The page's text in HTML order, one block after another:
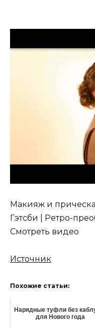
Макияж и
Гэтсби | Ретро-
Смотреть видео
Источник
Похожие статьи:
Нарядные туфли без
для Нового года